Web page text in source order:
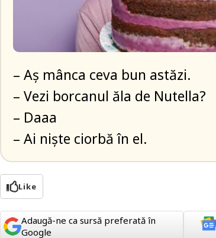
– Aș mânca ceva bun astăzi.
– Vezi borcanul ăla de Nutella?
– Daaa
– Ai niște ciorbă în el.
Like
Adaugă-ne ca sursă preferată în
Google